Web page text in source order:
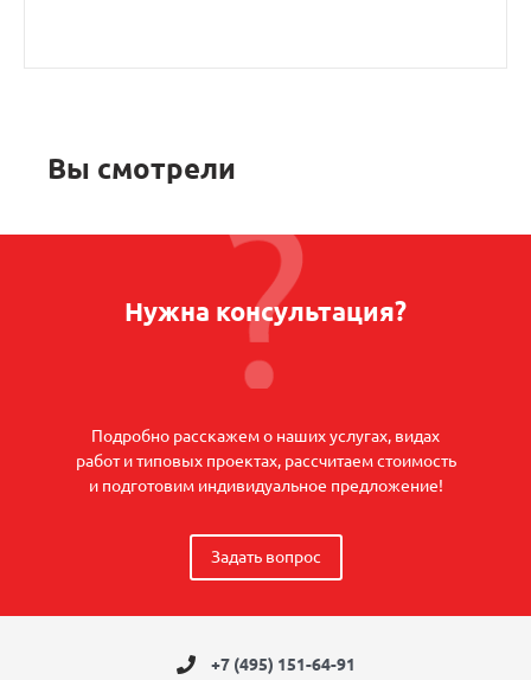
Вы смотрели
Нужна консультация?
Подробно расскажем о наших услугах, видах
работ и типовых проектах, рассчитаем стоимость
и подготовим индивидуальное предложение!
Задать вопрос
+7 (495) 151-64-91